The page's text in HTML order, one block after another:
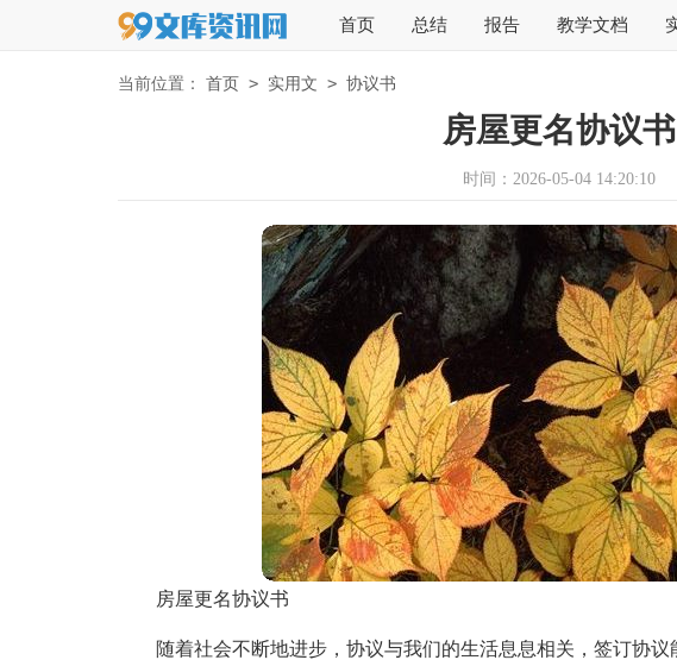
首页 总结 报告 教学文档
当前位置： 首页 > 实用文 > 协议书
房屋更名协议书
时间：2026-05-04 14:20:10
房屋更名协议书
随着社会不断地进步，协议与我们的生活息息相关，签订协